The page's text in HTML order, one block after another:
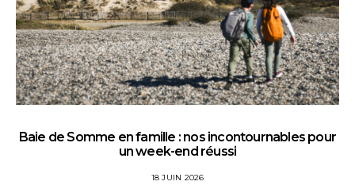
Baie de Somme en famille : nos incontournables pour
un week-end réussi
18 JUIN 2026